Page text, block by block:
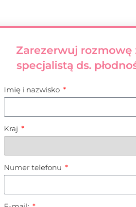
Zarezerwuj rozmowę
specjalistą ds.
Imię i nazwisko
Kraj
Numer telefonu